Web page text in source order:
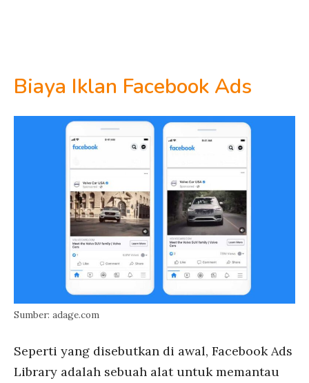
Biaya Iklan Facebook Ads
Sumber: adage.com
Seperti yang disebutkan di awal, Facebook Ads
Library adalah sebuah alat untuk memantau